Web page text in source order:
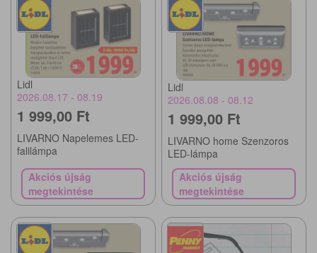
Lidl
2026.08.17 - 08.19
1 999,00 Ft
LIVARNO Napelemes LED-
falilámpa
Akciós újság
megtekintése
Lidl
2026.08.08 - 08.12
1 999,00 Ft
LIVARNO home Szenzoros
LED-lámpa
Akciós újság
megtekintése